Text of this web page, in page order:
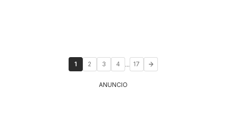
1 2 3 4 ... 17
ANUNCIO